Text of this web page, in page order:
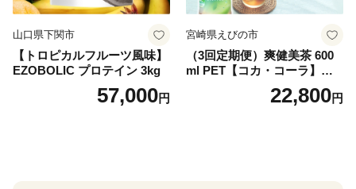
山口県下関市
【トロピカルフルーツ風味】
EZOBOLIC プロテイン 3kg
57,000円
宮崎県えびの市
（3回定期便）爽健美茶 600
ml PET【コカ・コーラ】ペ
ットボトル 1ケース(24本) 定
期便 3回(72本) セット お茶
22,800円